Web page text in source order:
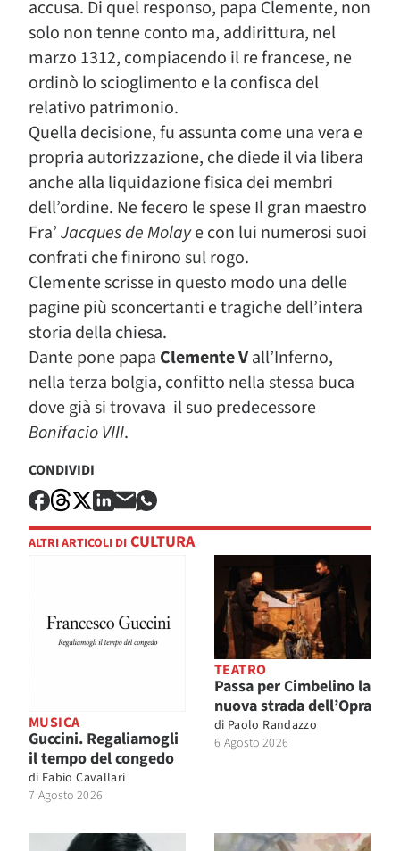
accusa. Di quel responso, papa Clemente, non
solo non tenne conto ma, addirittura, nel
marzo 1312, compiacendo il re francese, ne
ordinò lo scioglimento e la confisca del
relativo patrimonio.
Quella decisione, fu assunta come una vera e
propria autorizzazione, che diede il via libera
anche alla liquidazione fisica dei membri
dell’ordine. Ne fecero le spese Il gran maestro
Fra’Jacques de Molaye con lui numerosi suoi
confrati che finirono sul rogo.
Clemente scrisse in questo modo una delle
pagine più sconcertanti e tragiche dell’intera
storia della chiesa.
Dante pone papa Clemente Vall’Inferno,
nella terza bolgia, confitto nella stessa buca
dove già si trovava il suo predecessore
Bonifacio VIII.
CONDIVIDI
ALTRI ARTICOLI DI CULTURA
MUSICA
Guccini. Regaliamogli
il tempo del congedo
di Fabio Cavallari
7 Agosto 2026
TEATRO
Passa per Cimbelino la
nuova strada dell’Opra
di Paolo Randazzo
6 Agosto 2026